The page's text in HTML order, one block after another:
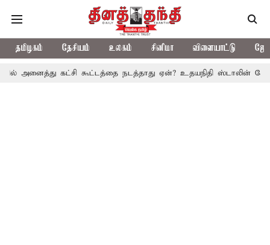
தமிழகம் தேசியம் உலகம் சினிமா விளையாட்டு
கட்சி கூட்டத்தை நடத்தாது ஏன்? உதயநிதி ஸ்டாலின் கேள்வி